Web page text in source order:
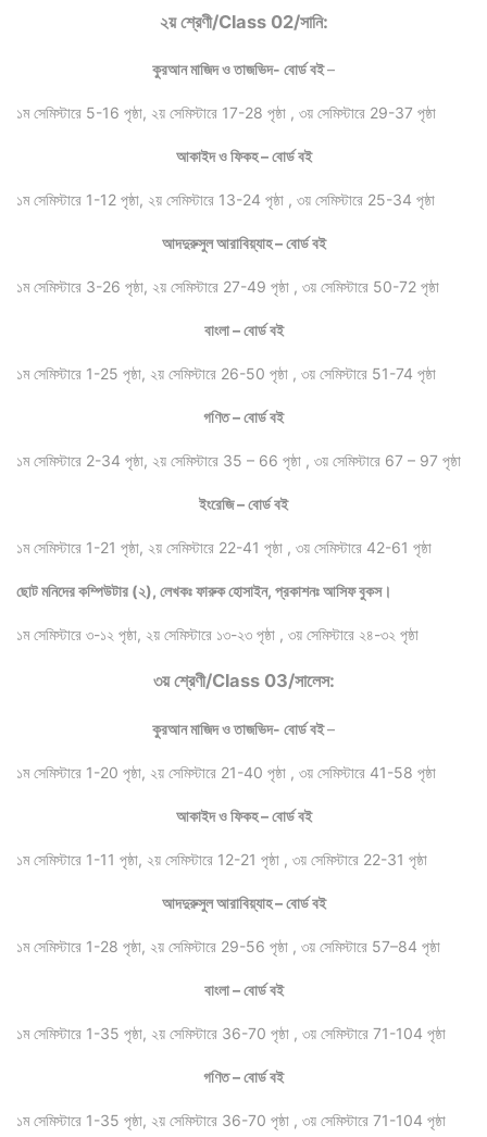
২য় শ্রেণী/Class 02/সানি:
কুরআন মাজিদ ও তাজভিদ- বোর্ড বই–
১ম সেমিস্টারে 5-16 পৃষ্ঠা, ২য় সেমিস্টারে 17-28 পৃষ্ঠা , ৩য় সেমিস্টারে 29-37 পৃষ্ঠা
আকাইদ ও ফিকহ – বোর্ড বই
১ম সেমিস্টারে 1-12 পৃষ্ঠা, ২য় সেমিস্টারে 13-24 পৃষ্ঠা , ৩য় সেমিস্টারে 25-34 পৃষ্ঠা
আদদুরুসুল আরাবিয়্যাহ – বোর্ড বই
১ম সেমিস্টারে 3-26 পৃষ্ঠা, ২য় সেমিস্টারে 27-49 পৃষ্ঠা , ৩য় সেমিস্টারে 50-72 পৃষ্ঠা
বাংলা – বোর্ড বই
১ম সেমিস্টারে 1-25 পৃষ্ঠা, ২য় সেমিস্টারে 26-50 পৃষ্ঠা , ৩য় সেমিস্টারে 51-74 পৃষ্ঠা
গণিত – বোর্ড বই
১ম সেমিস্টারে 2-34 পৃষ্ঠা, ২য় সেমিস্টারে 35 – 66 পৃষ্ঠা , ৩য় সেমিস্টারে 67 – 97 পৃষ্ঠা
ইংরেজি – বোর্ড বই
১ম সেমিস্টারে 1-21 পৃষ্ঠা, ২য় সেমিস্টারে 22-41 পৃষ্ঠা , ৩য় সেমিস্টারে 42-61 পৃষ্ঠা
ছোট মনিদের কম্পিউটার (২), লেখকঃ ফারুক হোসাইন, প্রকাশনঃ আসিফ বুকস।
১ম সেমিস্টারে ৩-১২ পৃষ্ঠা, ২য় সেমিস্টারে ১৩-২৩ পৃষ্ঠা , ৩য় সেমিস্টারে ২৪-৩২ পৃষ্ঠা
৩য় শ্রেণী/Class 03/সালেস:
কুরআন মাজিদ ও তাজভিদ- বোর্ড বই–
১ম সেমিস্টারে 1-20 পৃষ্ঠা, ২য় সেমিস্টারে 21-40 পৃষ্ঠা , ৩য় সেমিস্টারে 41-58 পৃষ্ঠা
আকাইদ ও ফিকহ – বোর্ড বই
১ম সেমিস্টারে 1-11 পৃষ্ঠা, ২য় সেমিস্টারে 12-21 পৃষ্ঠা , ৩য় সেমিস্টারে 22-31 পৃষ্ঠা
আদদুরুসুল আরাবিয়্যাহ – বোর্ড বই
১ম সেমিস্টারে 1-28 পৃষ্ঠা, ২য় সেমিস্টারে 29-56 পৃষ্ঠা , ৩য় সেমিস্টারে 57–84 পৃষ্ঠা
বাংলা – বোর্ড বই
১ম সেমিস্টারে 1-35 পৃষ্ঠা, ২য় সেমিস্টারে 36-70 পৃষ্ঠা , ৩য় সেমিস্টারে 71-104 পৃষ্ঠা
গণিত – বোর্ড বই
১ম সেমিস্টারে 1-35 পৃষ্ঠা, ২য় সেমিস্টারে 36-70 পৃষ্ঠা , ৩য় সেমিস্টারে 71-104 পৃষ্ঠা